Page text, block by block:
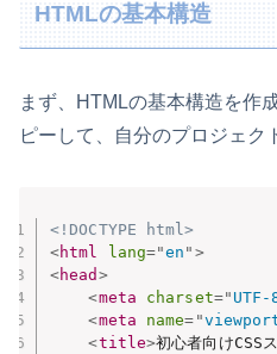
HTMLの基本構造
まず、HTMLの基本構造を作
ピーして、自分のプロジェク
<!DOCTYPE html>
<html lang="en " >
<head >
<meta charset=" UTF-
<meta name= "
<title>初心者向けCSS